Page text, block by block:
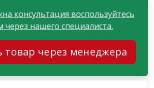
консультация воспользуйтесь
через нашего специалиста.
товар через менеджера